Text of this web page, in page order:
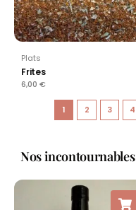
Plats
Frites
6,00 €
1 2 3 4
Nos incontournables